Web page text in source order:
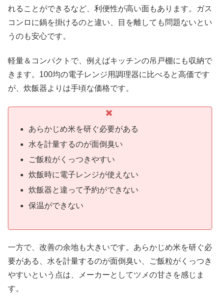
れることができるなど、利便性が高い面もあります。ガス
コンロに鍋を掛けるのと違い、目を離しても問題ないとい
うのも安心です。
軽量＆コンパクトで、例えばキッチンの吊戸棚にも収納で
きます。100均の電子レンジ用調理器に比べると高価です
が、炊飯器よりは手頃な価格です。
あらかじめ米を研ぐ必要がある
水を計量するのが面倒臭い
ご飯粒がくっつきやすい
炊飯時に電子レンジが使えない
炊飯器と違って予約ができない
保温ができない
一方で、改善の余地も大きいです。あらかじめ米を研ぐ必
要がある、水を計量するのが面倒臭い、ご飯粒がくっつき
やすいという点は、メーカーとしてツメの甘さを感じま
す。